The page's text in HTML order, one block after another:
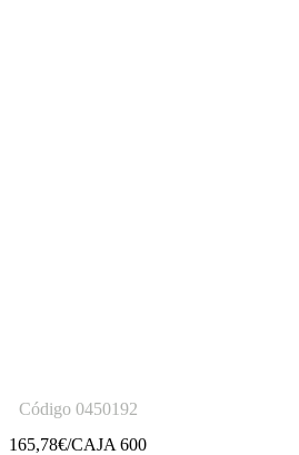
Código 0450192
165,78€/CAJA 600